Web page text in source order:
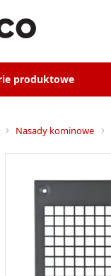
produktowe
Nasady kominowe